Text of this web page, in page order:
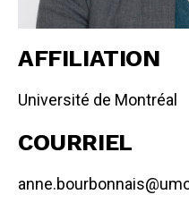
AFFILIATION
Université de Montréal
COURRIEL